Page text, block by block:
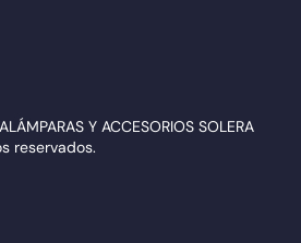
Y ACCESORIOS SOLERA
reservados.